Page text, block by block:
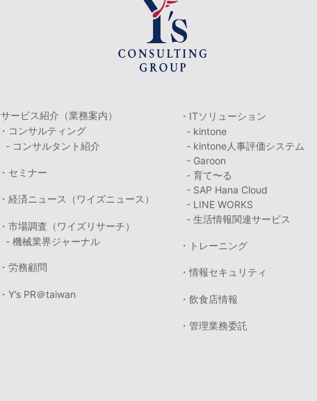
サービス紹介（業務案内）
・コンサルティング
- コンサルタント紹介
・セミナー
・経済ニュース（ワイズニュース）
・市場調査（ワイズリサーチ）
- 機械業界ジャーナル
・労務顧問
・Y’s PR＠taiwan
・ITソリューション
- kintone
- kintone人事評価システム
- Garoon
- 育て〜る
- SAP Hana Cloud
- LINE WORKS
- 生活情報関連サービス
・トレーニング
・情報セキュリティ
・飲食店情報
・管理業務委託